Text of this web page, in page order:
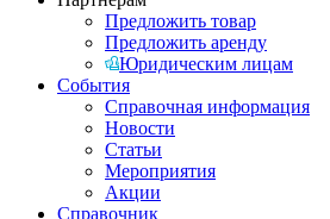
Предложить товар
Предложить аренду
Юридическим лицам
События
Справочная информация
Новости
Статьи
Мероприятия
Акции
Справочник